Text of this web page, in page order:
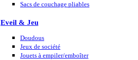
Sacs de couchage pliables
Eveil & Jeu
Doudous
Jeux de société
Jouets à empiler/emboîter